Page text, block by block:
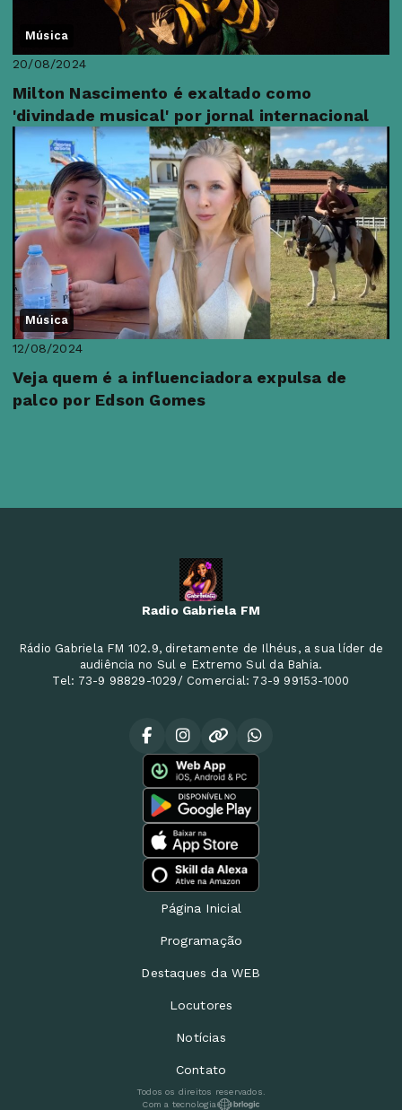
Música
20/08/2024
Milton Nascimento é exaltado como
'divindade musical' por jornal internacional
Música
12/08/2024
Veja quem é a influenciadora expulsa de
palco por Edson Gomes
Radio Gabriela FM
Rádio Gabriela FM 102.9, diretamente de Ilhéus, a sua líder de
audiência no Sul e Extremo Sul da Bahia.
Tel: 73-9 98829-1029/ Comercial: 73-9 99153-1000
Página Inicial
Programação
Destaques da WEB
Locutores
Notícias
Contato
Todos os direitos reservados.
Com a tecnologia